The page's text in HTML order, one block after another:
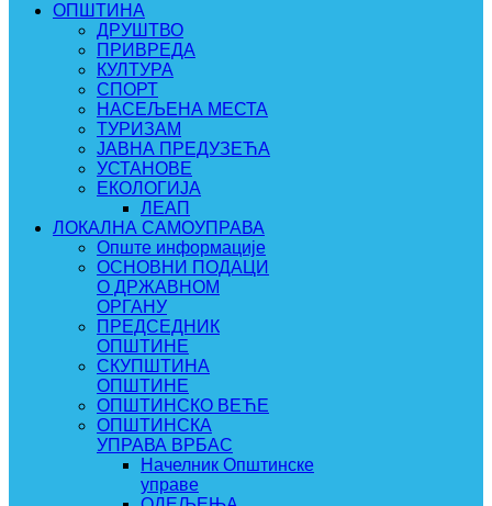
ОПШТИНА
ДРУШТВО
ПРИВРЕДА
КУЛТУРА
СПОРТ
НАСЕЉЕНА МЕСТА
ТУРИЗАМ
ЈАВНА ПРЕДУЗЕЋА
УСТАНОВЕ
ЕКОЛОГИЈА
ЛЕАП
ЛОКАЛНА САМОУПРАВА
Опште информације
ОСНОВНИ ПОДАЦИ
О ДРЖАВНОМ
ОРГАНУ
ПРЕДСЕДНИК
ОПШТИНЕ
СКУПШТИНА
ОПШТИНЕ
ОПШТИНСКО ВЕЋЕ
ОПШТИНСКА
УПРАВА ВРБАС
Начелник Општинске
управе